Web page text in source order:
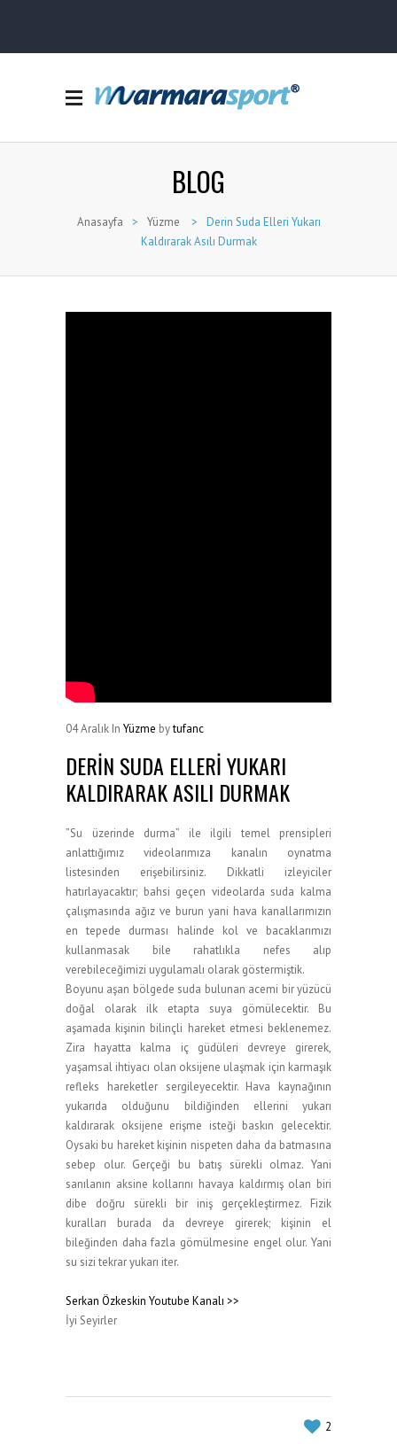
BLOG
Anasayfa > Yüzme >
Derin Suda Elleri Yukarı
Kaldırarak Asılı Durmak
04Aralık In Yüzme bytufanc
DERIN SUDA ELLERI YUKARI
KALDIRARAK ASILI DURMAK
”Su üzerinde durma” ile ilgili temel prensipleri
anlattığımız videolarımıza kanalın oynatma
listesinden erişebilirsiniz. Dikkatli izleyiciler
hatırlayacaktır; bahsi geçen videolarda suda kalma
çalışmasında ağız ve burun yani hava kanallarımızın
en tepede durması halinde kol ve bacaklarımızı
kullanmasak bile rahatlıkla nefes alıp
verebileceğimizi uygulamalı olarak göstermiştik.
Boyunu aşan bölgede suda bulunan acemi bir yüzücü
doğal olarak ilk etapta suya gömülecektir. Bu
aşamada kişinin bilinçli hareket etmesi beklenemez.
Zira hayatta kalma iç güdüleri devreye girerek,
yaşamsal ihtiyacı olan oksijene ulaşmak için karmaşık
refleks hareketler sergileyecektir. Hava kaynağının
yukarıda olduğunu bildiğinden ellerini yukarı
kaldırarak oksijene erişme isteği baskın gelecektir.
Oysaki bu hareket kişinin nispeten daha da batmasına
sebep olur. Gerçeği bu batış sürekli olmaz. Yani
sanılanın aksine kollarını havaya kaldırmış olan biri
dibe doğru sürekli bir iniş gerçekleştirmez. Fizik
kuralları burada da devreye girerek; kişinin el
bileğinden daha fazla gömülmesine engel olur. Yani
su sizi tekrar yukarı iter.
Serkan Özkeskin Youtube Kanalı >>
İyi Seyirler
2